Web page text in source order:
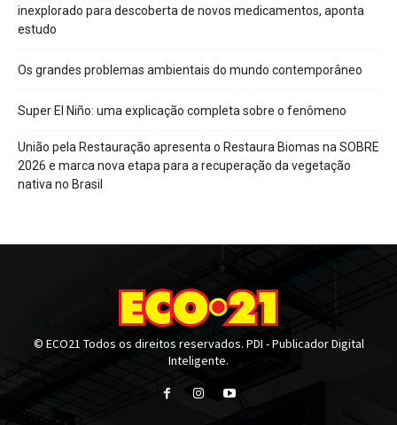
inexplorado para descoberta de novos medicamentos, aponta
estudo
Os grandes problemas ambientais do mundo contemporâneo
Super El Niño: uma explicação completa sobre o fenômeno
União pela Restauração apresenta o Restaura Biomas na SOBRE
2026 e marca nova etapa para a recuperação da vegetação
nativa no Brasil
© ECO21 Todos os direitos reservados. PDI - Publicador Digital
Inteligente.